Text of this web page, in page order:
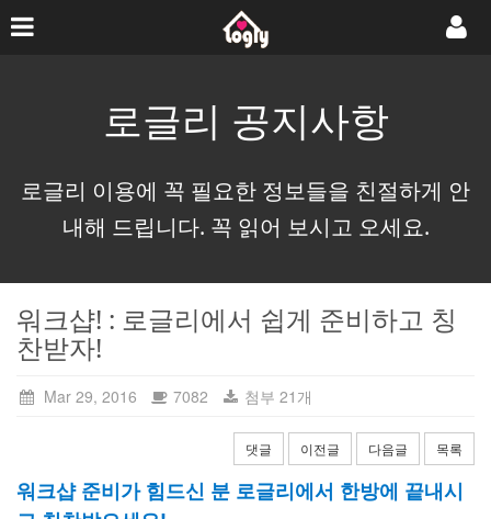
로글리 공지사항
로글리 이용에 꼭 필요한 정보들을 친절하게 안
내해 드립니다. 꼭 읽어 보시고 오세요.
워크샵! : 로글리에서 쉽게 준비하고 칭
찬받자!
Mar 29, 2016 7082 첨부 21개
댓글 이전글 다음글 목록
워크샵 준비가 힘드신 분 로글리에서 한방에 끝내시